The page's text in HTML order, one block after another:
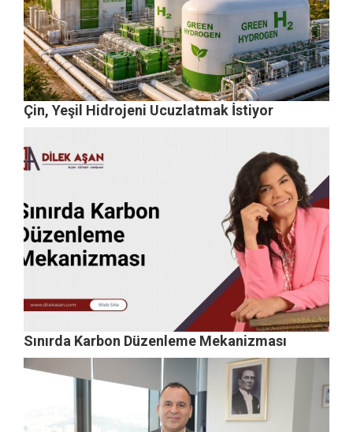
Çin, Yeşil Hidrojeni Ucuzlatmak İstiyor
Sınırda Karbon Düzenleme Mekanizması